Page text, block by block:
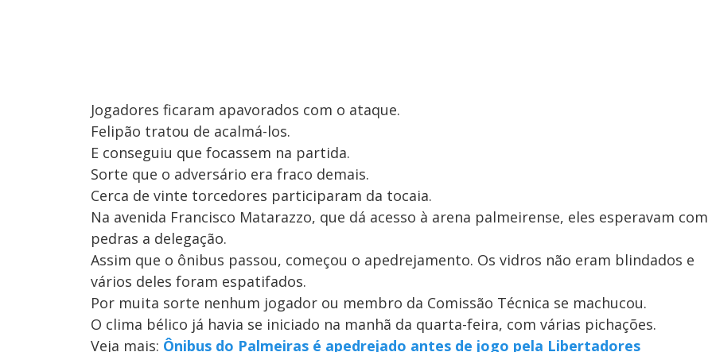
Jogadores ficaram apavorados com o ataque.
Felipão tratou de acalmá-los.
E conseguiu que focassem na partida.
Sorte que o adversário era fraco demais.
Cerca de vinte torcedores participaram da tocaia.
Na avenida Francisco Matarazzo, que dá acesso à arena palmeirense, eles esperavam com
pedras a delegação.
Assim que o ônibus passou, começou o apedrejamento. Os vidros não eram blindados e
vários deles foram espatifados.
Por muita sorte nenhum jogador ou membro da Comissão Técnica se machucou.
O clima bélico já havia se iniciado na manhã da quarta-feira, com várias pichações.
Veja mais: Ônibus do Palmeiras é apedrejado antes de jogo pela Libertadores